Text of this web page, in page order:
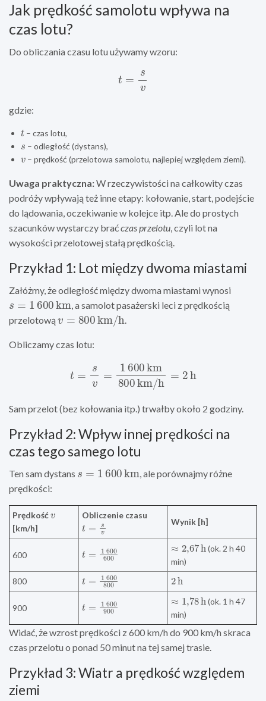
Jak prędkość samolotu wpływa na
czas lotu?
Do obliczania czasu lotu używamy wzoru:
v
gdzie:
t
– czas lotu,
s
– odległość (dystans),
v
– prędkość (przelotowa samolotu, najlepiej względem ziemi).
Uwaga praktyczna:W rzeczywistości na całkowity czas
podróży wpływają też inne etapy: kołowanie, start, podejście
do lądowania, oczekiwanie w kolejce itp. Ale do prostych
szacunków wystarczy braćczas przelotu, czyli lot na
wysokości przelotowej stałą prędkością.
Przykład 1: Lot między dwoma miastami
Załóżmy, że odległość między dwoma miastami wynosi
s=1600km
, a samolot pasażerski leci z prędkością
przelotową
v=800km/h
.
Obliczamy czas lotu:
=1 km800km/h
Sam przelot (bez kołowania itp.) trwałby około 2 godziny.
Przykład 2: Wpływ innej prędkości na
czas tego samego lotu
Ten sam dystans
600km
, ale porównajmy różne
prędkości:
Prędkość
v
[km/h]
Obliczenie czasu
t=sv Wynik [h]
600
600600 ≈2,67h
(ok. 2 h 40
min)
800
t=1600800 2h
900
600900 ≈1,78h
(ok. 1 h 47
min)
Widać, że wzrost prędkości z 600 km/h do 900 km/h skraca
czas przelotu o ponad 50 minut na tej samej trasie.
Przykład 3: Wiatr a prędkość względem
ziemi